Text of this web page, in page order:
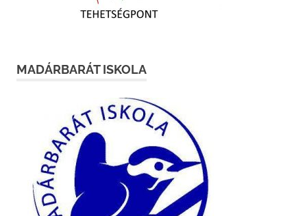
MADÁRBARÁT ISKOLA